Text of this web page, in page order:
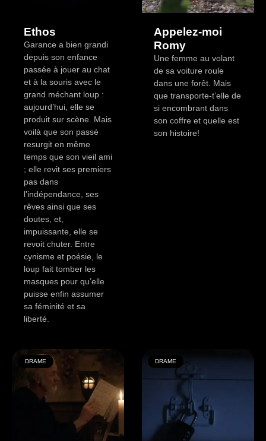
Ethos
Garance a bien grandi
depuis son enfance
passée à jouer au chat
et à la souris avec le
grand méchant loup :
aujourd’hui, elle se
produit sur scène. Mais
voilà que son passé
resurgit en même
temps que son vieil ami
; elle revit ses premiers
pas dans
l’indépendance, ses
rêves ainsi que ses
doutes, et,
impuissante, elle se
revoit chuter. Entre
cynisme et poésie, le
loup fait tomber les
masques pour qu’elle
puisse enfin assumer
sa féminité et sa
liberté.
Appelez-moi
Romy
Une femme au volant
de sa voiture roule
dans une forêt. Mais
que transporte-t’elle de
si encombrant dans
son coffre et quelle est
son histoire!
DRAME DRAME